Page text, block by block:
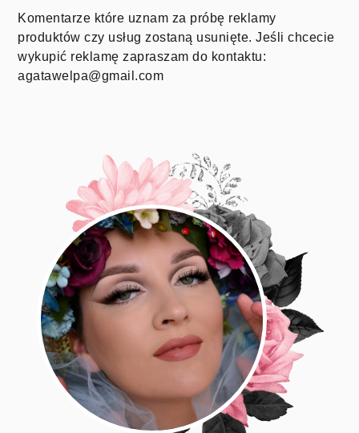
Komentarze które uznam za próbę reklamy
produktów czy usług zostaną usunięte. Jeśli chcecie
wykupić reklamę zapraszam do kontaktu:
agatawelpa@gmail.com